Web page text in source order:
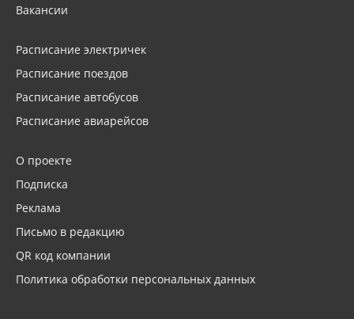
Вакансии
Расписание электричек
Расписание поездов
Расписание автобусов
Расписание авиарейсов
О проекте
Подписка
Реклама
Письмо в редакцию
QR код компании
Политика обработки персональных данных